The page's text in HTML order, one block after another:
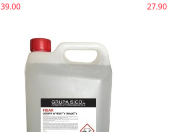
39.00
27.90